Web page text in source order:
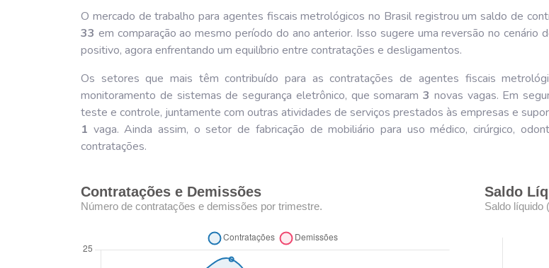
O mercado de trabalho para agentes fiscais metrológicos no Brasil registrou um saldo de
33 em comparação ao mesmo período do ano anterior. Isso sugere uma reversão no
positivo, agora enfrentando um equilíbrio entre contratações e desligamentos.
Os setores que mais têm contribuído para as contratações de agentes fiscais
monitoramento de sistemas de segurança eletrônico, que somaram3 novas vagas. Em
teste e controle, juntamente com outras atividades de serviços prestados às empresas e
1 vaga. Ainda assim, o setor de fabricação de mobiliário para uso médico, cirúrgico,
contratações.
Contratações e Demissões
Número de contratações e demissões por trimestre.
Saldo
Saldo líquido